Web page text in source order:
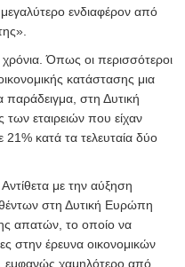
ενδιαφέρον από
Όπως οι περισσότεροι
κατάστασης μια
παράδειγμα, στη Δυτική
εταιρειών που είχαν
κατά τα τελευταία δύο
με την αύξηση
στη Δυτική Ευρώπη
απατών, το οποίο να
στην έρευνα οικονομικών
εμφανώς χαμηλότερο από